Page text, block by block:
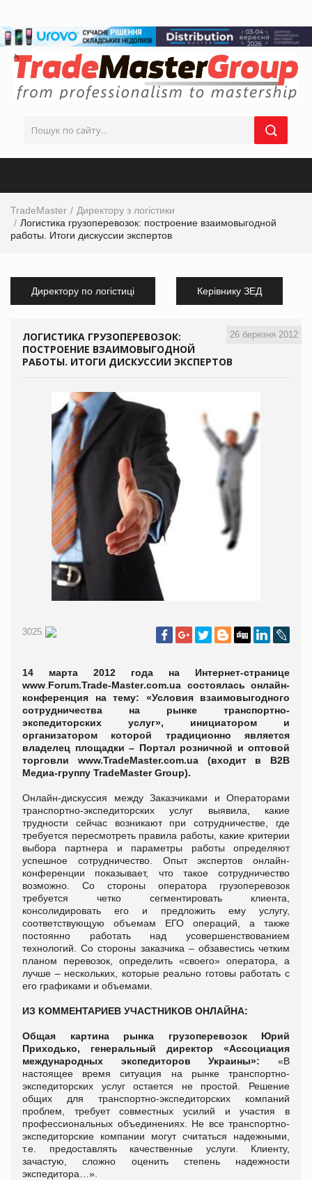
TradeMaster
Директору з логістики
Логистика грузоперевозок: построение взаимовыгодной
работы. Итоги дискуссии экспертов
Директору по логістиці Керівнику ЗЕД
26 березня 2012
ЛОГИСТИКА ГРУЗОПЕРЕВОЗОК:
ПОСТРОЕНИЕ ВЗАИМОВЫГОДНОЙ
РАБОТЫ. ИТОГИ ДИСКУССИИ ЭКСПЕРТОВ
3025
14 марта 2012 года на Интернет-странице
www Forum.Trade-Master.com.ua состоялась онлайн-
конференция на тему: «Условия взаимовыгодного
сотрудничества на рынке транспортно-
экспедиторских услуг», инициатором и
организатором которой традиционно является
владелец площадки – Портал розничной и оптовой
торговли www.TradeMaster.com.ua (входит в В2В
Медиа-группу TradeMaster Group).
Онлайн-дискуссия между Заказчиками и Операторами
транспортно-экспедиторских услуг выявила, какие
трудности сейчас возникают при сотрудничестве, где
требуется пересмотреть правила работы, какие критерии
выбора партнера и параметры работы определяют
успешное сотрудничество. Опыт экспертов онлайн-
конференции показывает, что такое сотрудничество
возможно. Со стороны оператора грузоперевозок
требуется четко сегментировать клиента,
консолидировать его и предложить ему услугу,
соответствующую объемам ЕГО операций, а также
постоянно работать над усовершенствованием
технологий. Со стороны заказчика – обзавестись четким
планом перевозок, определить «своего» оператора, а
лучше – нескольких, которые реально готовы работать с
его графиками и объемами.
ИЗ КОММЕНТАРИЕВ УЧАСТНИКОВ ОНЛАЙНА:
Общая картина рынка грузоперевозок Юрий
Приходько,
генеральный директор «Ассоциация
международных экспедиторов Украины»: «В
настоящее время ситуация на рынке транспортно-
экспедиторских услуг остается не простой. Решение
общих для транспортно-экспедиторских компаний
проблем, требует совместных усилий и участия в
профессиональных объединениях. Не все транспортно-
экспедиторские компании могут считаться надежными,
т.е. предоставлять качественные услуги. Клиенту,
зачастую, сложно оценить степень надежности
экспедитора…».